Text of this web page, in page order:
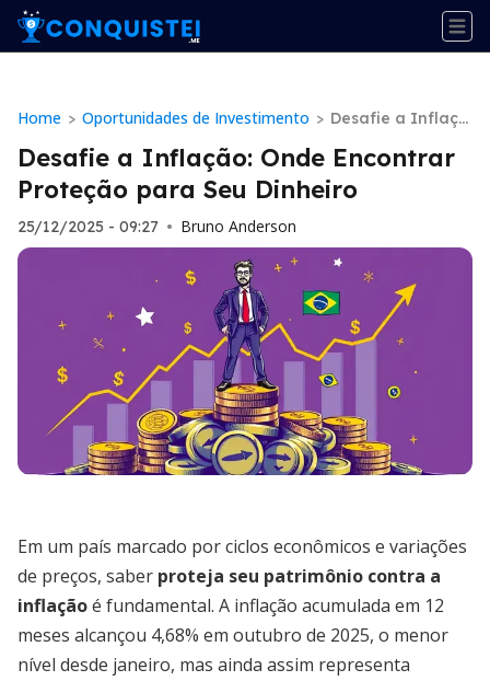
Home > Oportunidades de Investimento > Desafie a Inflaçã
o: Onde Encontra
r Proteção para S
eu Dinheiro
Desafie a Inflação: Onde Encontrar
Proteção para Seu Dinheiro
25/12/2025 - 09:27 • Bruno Anderson
Em um país marcado por ciclos econômicos e variações
de preços, saber proteja seu patrimônio contra a
inflaçãoé fundamental. A inflação acumulada em 12
meses alcançou 4,68% em outubro de 2025, o menor
nível desde janeiro, mas ainda assim representa